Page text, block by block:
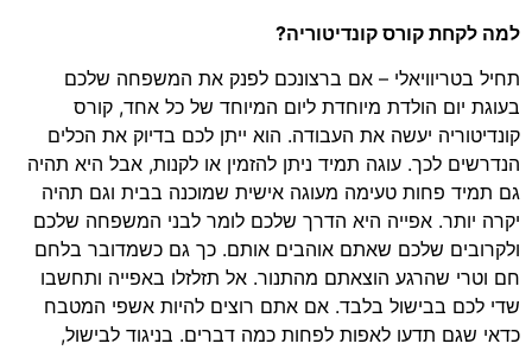
למה לקחת קורס קונדיטוריה?
תחיל בטריוויאלי – אם ברצונכם לפנק את המשפחה שלכם
בעוגת יום הולדת מיוחדת ליום המיוחד של כל אחד, קורס
קונדיטוריה יעשה את העבודה. הוא ייתן לכם בדיוק את הכלים
הנדרשים לכך. עוגה תמיד ניתן להזמין או לקנות, אבל היא תהיה
גם תמיד פחות טעימה מעוגה אישית שמוכנה בבית וגם תהיה
יקרה יותר. אפייה היא הדרך שלכם לומר לבני המשפחה שלכם
ולקרובים שלכם שאתם אוהבים אותם. כך גם כשמדובר בלחם
חם וטרי שהרגע הוצאתם מהתנור. אל תזלזלו באפייה ותחשבו
שדי לכם בבישול בלבד. אם אתם רוצים להיות אשפי המטבח
כדאי שגם תדעו לאפות לפחות כמה דברים. בניגוד לבישול,